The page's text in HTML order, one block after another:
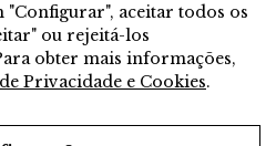
aceitar todos os
ou rejeitá-los
obter mais informações,
Privacidade e Cookies.